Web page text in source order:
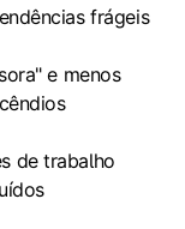
frágeis
e menos
de trabalho